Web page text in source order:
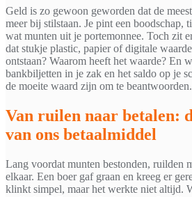
Geld is zo gewoon geworden dat de
meer bij stilstaan. Je pint een boodschap,
wat munten uit je portemonnee. Toch zit
dat stukje plastic, papier of digitale
ontstaan? Waarom heeft het waarde? En
bankbiljetten in je zak en het saldo op je
de moeite waard zijn om te beantwoorden.
Van ruilen naar betalen:
van ons betaalmiddel
Lang voordat munten bestonden, ruilden
elkaar. Een boer gaf graan en kreeg er
klinkt simpel, maar het werkte niet altijd.